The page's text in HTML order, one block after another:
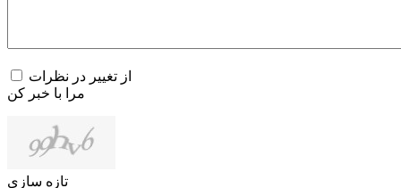
از تغییر در نظرات
مرا با خبر کن
تازه سازی